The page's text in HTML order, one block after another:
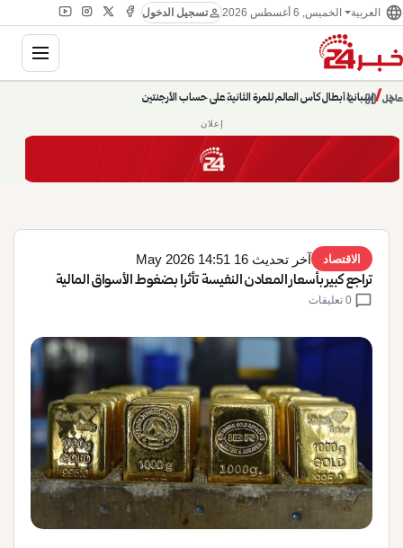
language العربية الخميس, 6 أغسطس 2026 personتسجيل الدخول
عاجل/إسبانيا أبطال كأس العالم للمرة الثانية على حساب الأرجنتين chevron_right
pause
chevron_left
إعلان
الاقتصاد آخر تحديث 16 May 2026 14:51
تراجع كبير بأسعار المعادن النفيسة تأثرا بضغوط الأسواق المالية
chat_bubble